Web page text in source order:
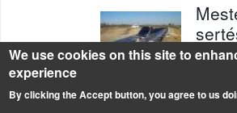
We use cookies on this site to
experience
By clicking the Accept button, you agree to us